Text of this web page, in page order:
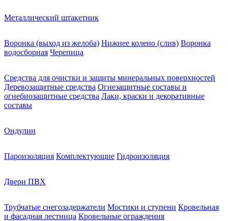
Металлический штакетник
Воронка (выход из желоба) Нижнее колено (слив) Воронка
водосборная Черепица
Средства для очистки и защиты минеральных поверхностей
Деревозащитные средства Огнезащитные составы и
огнебиозащитные средства Лаки, краски и декоративные
составы
Ондулин
Пароизоляция Комплектующие Гидроизоляция
Двери ПВХ
Трубчатые снегозадержатели Мостики и ступени Кровельная
и фасадная лестница Кровельные ограждения